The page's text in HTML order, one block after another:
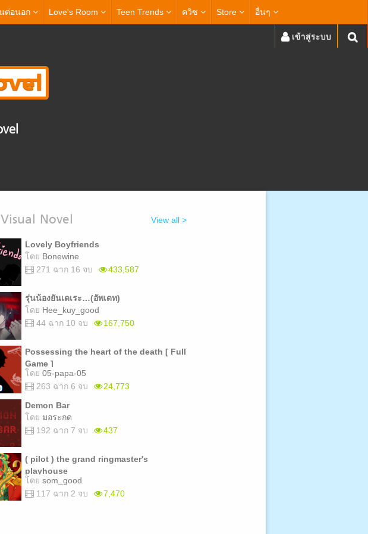
ต่อนอก Love's Room Teen Trends ควิซ Store อื่นๆ
เข้าสู่ระบบ
Novel View all >
Lovely Boyfriends
โดย Bonewine
271 ฉาก 16 จบ
433,587
รุ่นน้องยันเดเระ…(อัพเดท)
โดย Hee_kuy_good
44 ฉาก 10 จบ
167,750
Possessing the heart of the death [ Full
Game ]
โดย 05-papa-05
263 ฉาก 6 จบ
24,773
Demon Bar
โดย มอระกด
192 ฉาก 7 จบ
437
( pilot ) the grand ringmaster's
playhouse
โดย som_good
117 ฉาก 2 จบ
7,470